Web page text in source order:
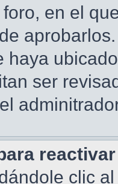
en el
haya
ser
clic